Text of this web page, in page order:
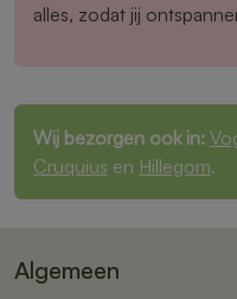
alles, zodat jij
Wij bezorgen ook in:
Cruquius en Hillegom.
Algemeen